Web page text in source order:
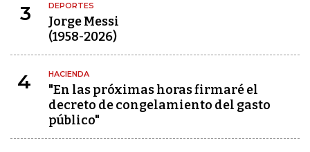
3 DEPORTES
Jorge Messi
(1958-2026)
4 HACIENDA
"En las próximas horas firmaré el
decreto de congelamiento del gasto
público"